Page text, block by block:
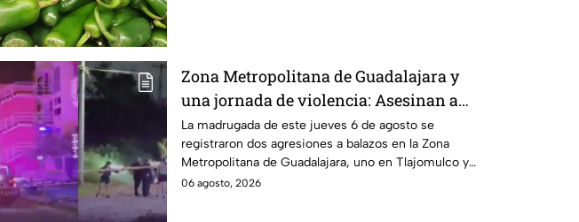
Zona Metropolitana de Guadalajara y
una jornada de violencia: Asesinan a
balazos a dos hombres en Tlajomulco y
El Salto
La madrugada de este jueves 6 de agosto se
registraron dos agresiones a balazos en la Zona
Metropolitana de Guadalajara, uno en Tlajomulco y
otro en El Salto.
06 agosto, 2026